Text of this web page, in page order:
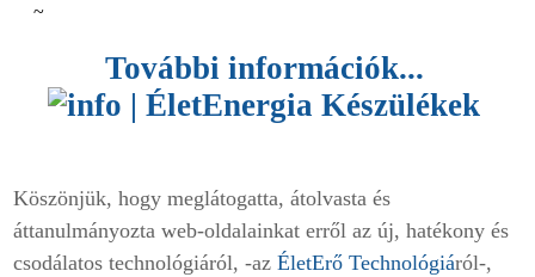
~
További információk...
Köszönjük, hogy meglátogatta, átolvasta és
áttanulmányozta web-oldalainkat erről az új, hatékony és
csodálatos technológiáról, -az ÉletErő Technológiáról-,